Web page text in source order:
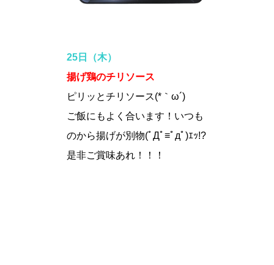
25日（木）
揚げ鶏のチリソース
ピリッとチリソース(*｀ω´)
ご飯にもよく合います！いつも
のから揚げが別物(ﾟДﾟ≡ﾟдﾟ)ｴｯ!?
是非ご賞味あれ！！！